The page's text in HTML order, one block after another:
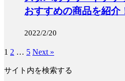
おすすめの商品を紹介
2022/2/20
1 2 … 5 Next »
サイト内を検索する